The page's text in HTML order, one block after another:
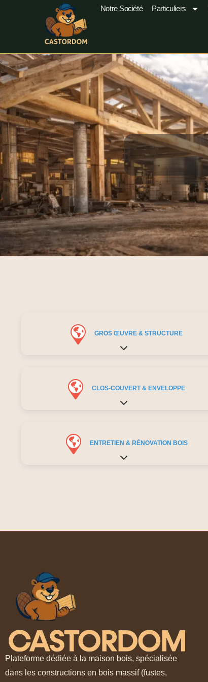
Notre Société Particuliers
GROS ŒUVRE & STRUCTURE
Expand sub-categories
CLOS-COUVERT & ENVELOPPE
Expand sub-categories
ENTRETIEN & RÉNOVATION BOIS
Expand sub-categories
Plateforme dédiée à la maison bois, spécialisée
dans les constructions en bois massif (fustes,